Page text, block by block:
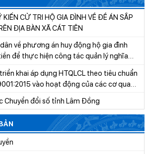
ĐỊA BÀN XÃ CÁT TIÊN
để thực hiện công tác quản lý nghĩa
Cát Tiên giai đoạn 2026-2030
vào hoạt động của các cơ quan,
hành chính nhà nước trên địa bàn tỉnh
Chuyển đổi số tỉnh Lâm Đồng